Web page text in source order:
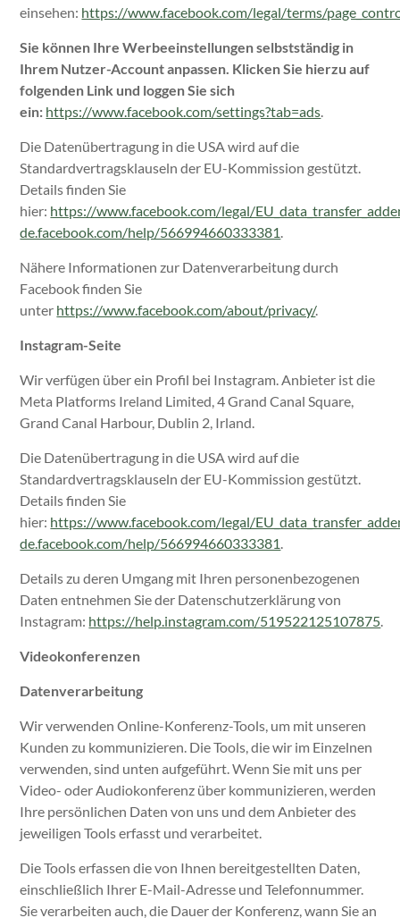
einsehen: https://www.facebook.com/legal/terms/
Sie können Ihre Werbeeinstellungen selbstständig in
Ihrem Nutzer-Account anpassen. Klicken Sie hierzu auf
folgenden Link und loggen Sie sich
ein: https://www.facebook.com/settings?tab=ads.
Die Datenübertragung in die USA wird auf die
Standardvertragsklauseln der EU-Kommission gestützt.
Details finden Sie
hier: https://www.facebook.com/legal/
de.facebook.com/help/566994660333381.
Nähere Informationen zur Datenverarbeitung durch
Facebook finden Sie
unter https://www.facebook.com/about/privacy/.
Instagram-Seite
Wir verfügen über ein Profil bei Instagram.Anbieter ist die
Meta Platforms Ireland Limited, 4 Grand Canal Square,
Grand Canal Harbour, Dublin 2, Irland.
Die Datenübertragung in die USA wird auf die
Standardvertragsklauseln der EU-Kommission gestützt.
Details finden Sie
hier: https://www.facebook.com/legal/
de.facebook.com/help/566994660333381.
Details zu deren Umgang mit Ihren personenbezogenen
Daten entnehmen Sie der Datenschutzerklärung von
Instagram: https://help.instagram.com/519522125107875.
Videokonferenzen
Datenverarbeitung
Wir verwenden Online-Konferenz-Tools, um mit unseren
Kunden zu kommunizieren. Die Tools, die wir im Einzelnen
verwenden, sind unten aufgeführt. Wenn Sie mit uns per
Video- oder Audiokonferenz über kommunizieren, werden
Ihre persönlichen Daten von uns und dem Anbieter des
jeweiligen Tools erfasst und verarbeitet.
Die Tools erfassen die von Ihnen bereitgestellten Daten,
einschließlich Ihrer E-Mail-Adresse und Telefonnummer.
Sie verarbeiten auch, die Dauer der Konferenz, wann Sie an